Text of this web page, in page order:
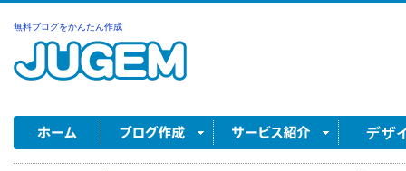
無料ブログをかんたん作成